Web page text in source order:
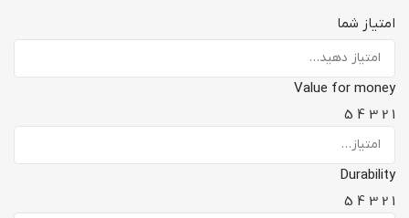
امتیاز شما
Value for money
1
2
3
4
5
Durability
1
2
3
4
5